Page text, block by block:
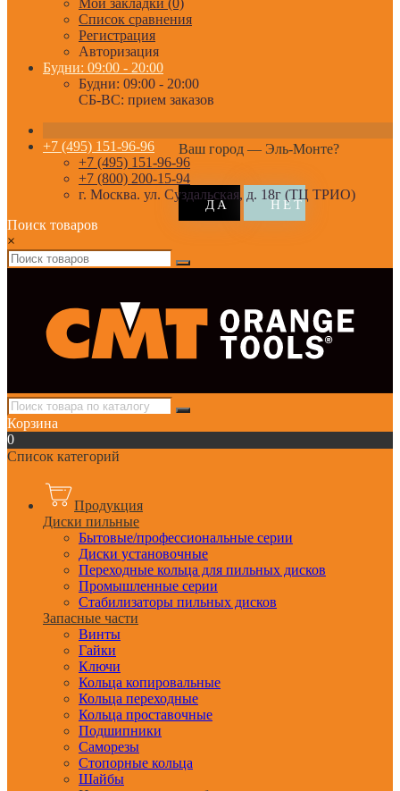
Мои закладки (0)
Список сравнения
Регистрация
Авторизация
Будни: 09:00 - 20:00
Будни: 09:00 - 20:00
СБ-ВС: прием заказов
Ваш город — Эль-Монте?
+7 (495) 151-96-96
+7 (495) 151-96-96
+7 (800) 200-15-94
г. Москва. ул. Суздальская, д. 18г (ТЦ ТРИО)
Поиск товаров
×
Корзина
0
Список категорий
Продукция
Диски пильные
Бытовые/профессиональные серии
Диски установочные
Переходные кольца для пильных дисков
Промышленные серии
Стабилизаторы пильных дисков
Запасные части
Винты
Гайки
Ключи
Кольца копировальные
Кольца переходные
Кольца проставочные
Подшипники
Саморезы
Стопорные кольца
Шайбы